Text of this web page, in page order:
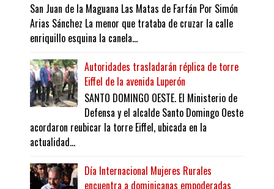
San Juan de la Maguana Las Matas de Farfán Por Simón
Arias Sánchez La menor que trataba de cruzar la calle
enriquillo esquina la canela...
Autoridades trasladarán réplica de torre
Eiffel de la avenida Luperón
SANTO DOMINGO OESTE. El Ministerio de
Defensa y el alcalde Santo Domingo Oeste
acordaron reubicar la torre Eiffel, ubicada en la
actualidad...
Día Internacional Mujeres Rurales
encuentra a dominicanas empoderadas